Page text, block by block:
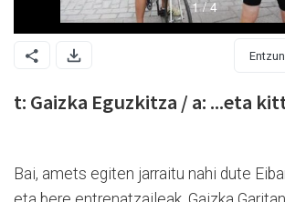
Entzun
t: Gaizka Eguzkitza / a: ...eta
Bai, amets egiten jarraitu nahi dute